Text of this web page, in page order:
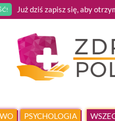
Już dziś zapisz się, aby
PSYCHOLOGIA